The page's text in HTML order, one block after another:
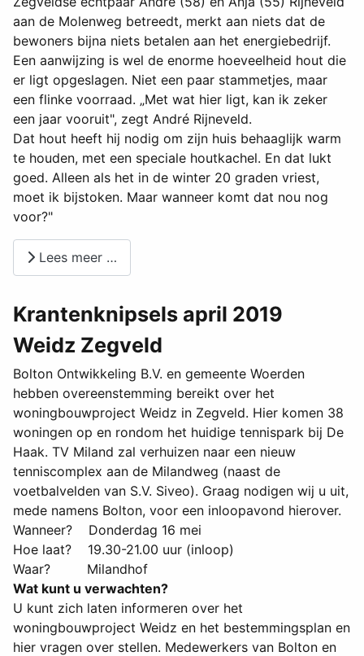
aan de Molenweg betreedt, merkt aan niets dat de
bewoners bijna niets betalen aan het energiebedrijf.
Een aanwijzing is wel de enorme hoeveelheid hout die
er ligt opgeslagen. Niet een paar stammetjes, maar
een flinke voorraad. „Met wat hier ligt, kan ik zeker
een jaar vooruit", zegt André Rijneveld.
Dat hout heeft hij nodig om zijn huis behaaglijk warm
te houden, met een speciale houtkachel. En dat lukt
goed. Alleen als het in de winter 20 graden vriest,
moet ik bijstoken. Maar wanneer komt dat nou nog
voor?"
Lees meer …
Krantenknipsels april 2019
Weidz Zegveld
Bolton Ontwikkeling B.V. en gemeente Woerden
hebben overeenstemming bereikt over het
woningbouwproject Weidz in Zegveld. Hier komen 38
woningen op en rondom het huidige tennispark bij De
Haak. TV Miland zal verhuizen naar een nieuw
tenniscomplex aan de Milandweg (naast de
voetbalvelden van S.V. Siveo). Graag nodigen wij u uit,
mede namens Bolton, voor een inloopavond hierover.
Wanneer? Donderdag 16 mei
Hoe laat? 19.30-21.00 uur (inloop)
Waar? Milandhof
Wat kunt u verwachten?
U kunt zich laten informeren over het
woningbouwproject Weidz en het bestemmingsplan en
hier vragen over stellen. Medewerkers van Bolton en